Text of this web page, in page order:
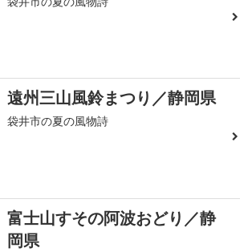
遠州三山風鈴まつり／静岡県
袋井市の夏の風物詩
富士山すその阿波おどり／静
岡県